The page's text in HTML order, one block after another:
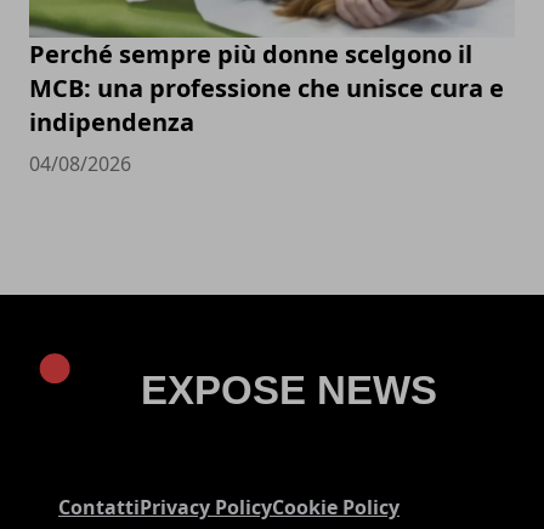
Perché sempre più donne scelgono il
MCB: una professione che unisce cura e
indipendenza
04/08/2026
ContattiPrivacy PolicyCookie Policy